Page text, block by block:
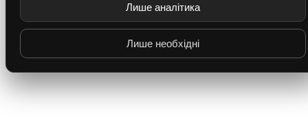
Лише аналітика
Лише необхідні